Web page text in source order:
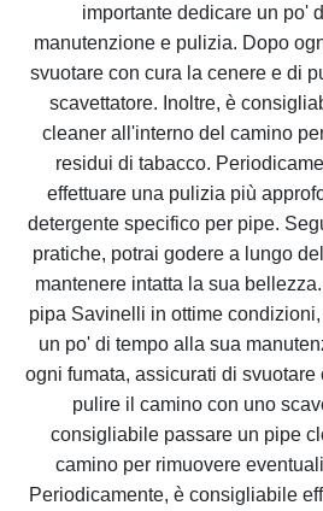
importante dedicare un po'
manutenzione e pulizia. Dopo
svuotare con cura la cenere e di
scavettatore. Inoltre, è
cleaner all'interno del camino
residui di tabacco.
effettuare una pulizia più
detergente specifico per pipe.
pratiche, potrai godere a lungo
mantenere intatta la sua
pipa Savinelli in ottime
un po' di tempo alla sua
ogni fumata, assicurati di svuotare
pulire il camino con uno
consigliabile passare un pipe
camino per rimuovere
Periodicamente, è consigliabile